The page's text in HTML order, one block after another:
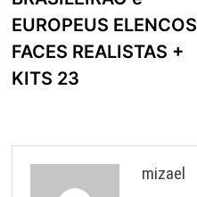
EUROPEUS ELENCOS
FACES REALISTAS +
KITS 23
mizael